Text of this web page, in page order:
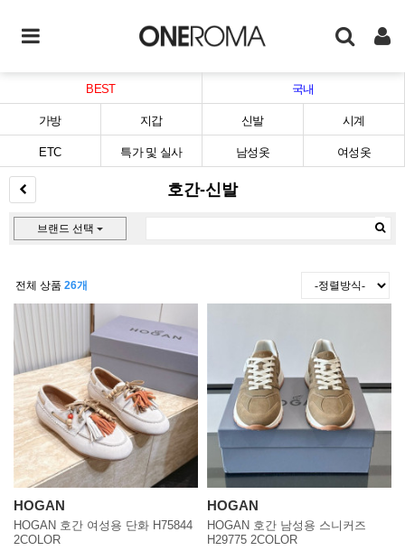
BEST 국내
가방 지갑 신발 시계
ETC 특가 및 실사 남성옷 여성옷
호간-신발
브랜드 선택
전체 상품 26개
HOGAN
HOGAN 호간 여성용 단화 H75844
2COLOR
HOGAN
HOGAN 호간 남성용 스니커즈
H29775 2COLOR